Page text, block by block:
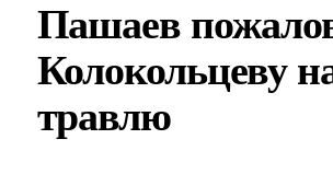
Пашаев
Колокольцеву
травлю